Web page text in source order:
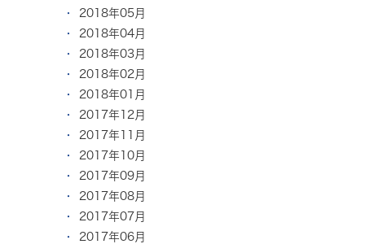
2018年05月
2018年04月
2018年03月
2018年02月
2018年01月
2017年12月
2017年11月
2017年10月
2017年09月
2017年08月
2017年07月
2017年06月